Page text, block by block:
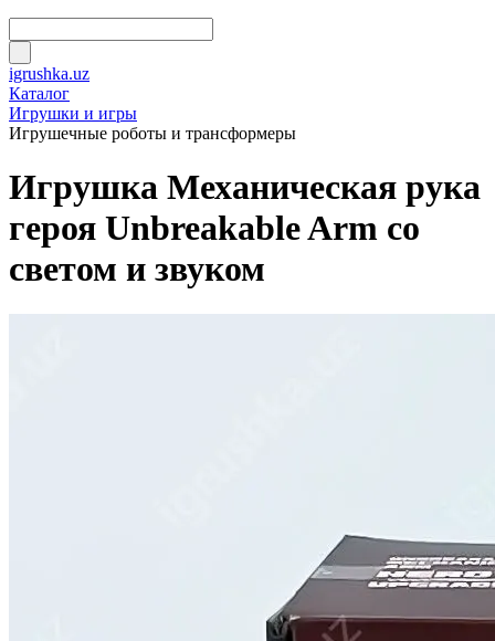
igrushka.uz
Каталог
Игрушки и игры
Игрушечные роботы и трансформеры
Игрушка Механическая рука
героя Unbreakable Arm со
светом и звуком